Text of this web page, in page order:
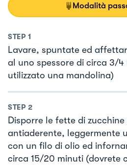
Modalità
STEP 1
Lavare, spuntate ed
al uno spessore di circa 3/4
utilizzato una mandolina)
STEP 2
Disporre le fette di
antiaderente, leggermente
con un filo di olio ed
circa 15/20 minuti (dovrete